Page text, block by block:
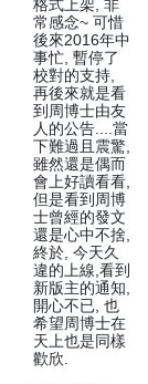
格式上架, 非
常感念~ 可惜
後來2016年中
事忙, 暫停了
校對的支持,
再後來就是看
到周博士由友
人的公告....當
下難過且震驚,
雖然還是偶而
會上好讀看看,
但是看到周博
士曾經的發文
還是心中不捨,
終於, 今天久
違的上線,看到
新版主的通知,
開心不已, 也
希望周博士在
天上也是同樣
歡欣.